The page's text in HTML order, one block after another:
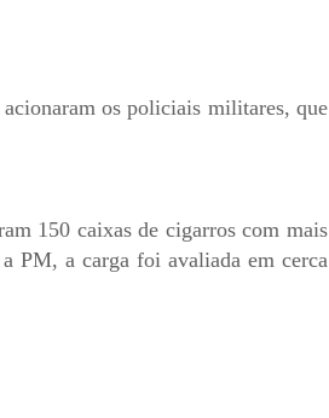
os policiais militares, que
150 caixas de cigarros com mais
PM, a carga foi avaliada em cerca